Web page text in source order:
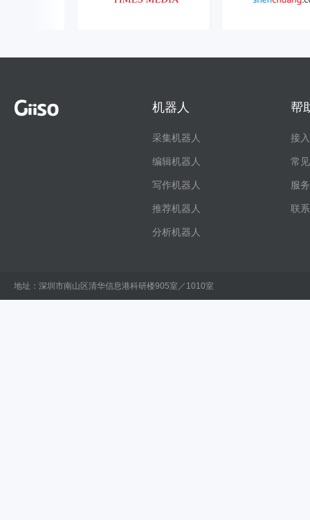
机器人
采集机器人
编辑机器人
写作机器人
推荐机器人
分析机器人
帮
接
常
服
联
地址：深圳市南山区清华信息港科研楼905室／1010室